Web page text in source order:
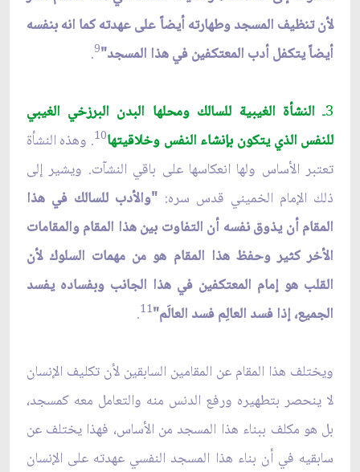
لأن تنظيف المسجد وطهارته أيضاً على عهدته كما انه بنفسه
أيضاً يتكفل أدب المعتكفين في هذا المسجد"9
.
3ـ النشأة الغيبية للسالك ومحلها البدن البرزخي الغيبي
للنفس الذي يتكون بإنشاء النفس وخلاقيتها10. وهذه النشأة
تعتبر الأساس ولها انعكاسها على باقي النشآت. ويشير إلى
ذلك الإمام الخميني قدس سره: "والأدب للسالك في هذا
المقام أن يذوق نفسه أن التفاوت بين هذا المقام والمقامات
الأخر كثير وحفظ هذا المقام هو من مهمات السلوك لأن
القلب هو إمام المعتكفين في هذا الجانب وبفساده يفسد
الجميع، إذا فسد العالِم فسد العالَم"11
.
ويختلف هذا المقام عن المقامين السابقين لأن تكليف الإنسان
لا ينحصر بتطهيره ورفع الدنس منه والتعامل معه كمسجد،
بل هو مكلف ببناء هذا المسجد من الأساس، فهذا يختلف عن
سابقيه في أن بناء هذا المسجد النفسي عهدته على الإنسان